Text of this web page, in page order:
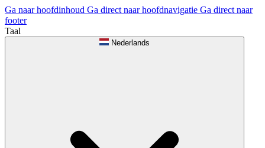
Ga naar hoofdinhoud Ga direct naar hoofdnavigatie Ga direct naar
footer
Taal
Nederlands